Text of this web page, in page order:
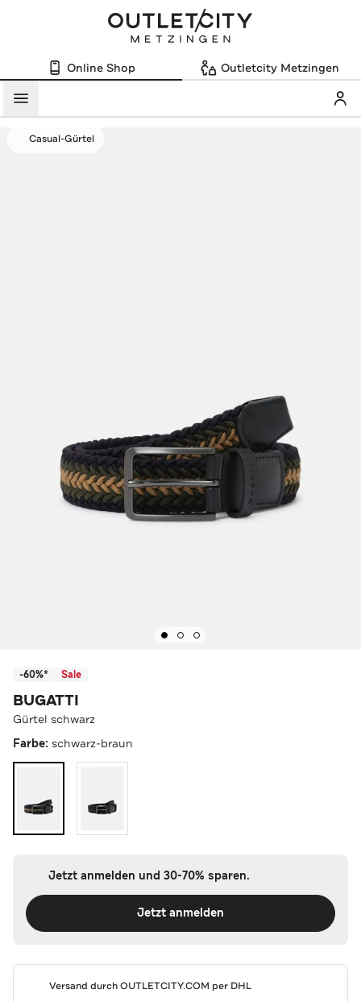
Online Shop Outletcity Metzingen
Menü
Casual-Gürtel
-60%* Sale
BUGATTI
Gürtel schwarz
Farbe: schwarz-braun
Jetzt anmelden und 30-70% sparen.
Jetzt anmelden
Versand durchOUTLETCITY.COM per DHL